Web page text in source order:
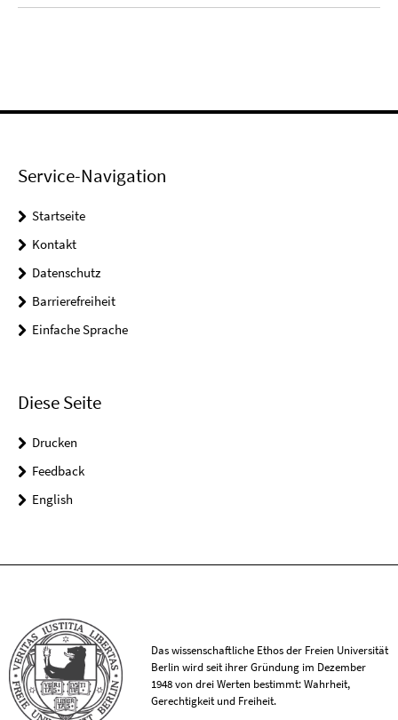
Service-Navigation
Startseite
Kontakt
Datenschutz
Barrierefreiheit
Einfache Sprache
Diese Seite
Drucken
Feedback
English
Das wissenschaftliche Ethos der Freien Universität
Berlin wird seit ihrer Gründung im Dezember
1948 von drei Werten bestimmt: Wahrheit,
Gerechtigkeit und Freiheit.